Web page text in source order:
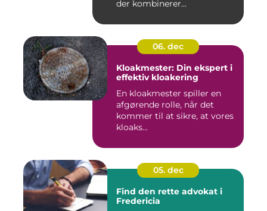
der kombinerer...
06. dec
Kloakmester: Din ekspert i
effektiv kloakering
En kloakmester spiller en
afgørende rolle, når det
kommer til at sikre, at vores
kloaks...
05. dec
Find den rette advokat i
Fredericia